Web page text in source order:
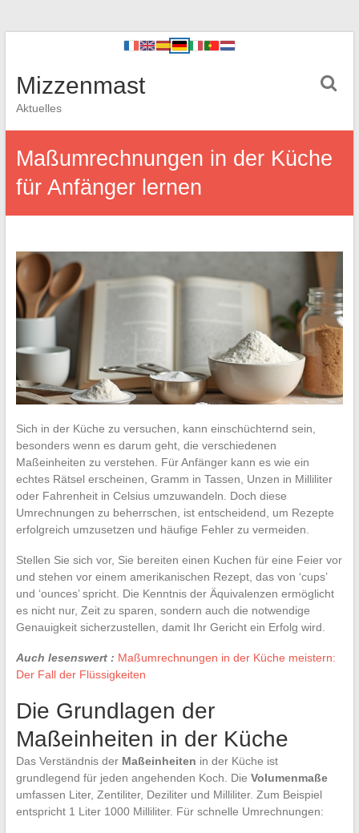
Mizzenmast
Aktuelles
Maßumrechnungen in der Küche
für Anfänger lernen
Sich in der Küche zu versuchen, kann einschüchternd sein,
besonders wenn es darum geht, die verschiedenen
Maßeinheiten zu verstehen. Für Anfänger kann es wie ein
echtes Rätsel erscheinen, Gramm in Tassen, Unzen in Milliliter
oder Fahrenheit in Celsius umzuwandeln. Doch diese
Umrechnungen zu beherrschen, ist entscheidend, um Rezepte
erfolgreich umzusetzen und häufige Fehler zu vermeiden.
Stellen Sie sich vor, Sie bereiten einen Kuchen für eine Feier vor
und stehen vor einem amerikanischen Rezept, das von ‘cups’
und ‘ounces’ spricht. Die Kenntnis der Äquivalenzen ermöglicht
es nicht nur, Zeit zu sparen, sondern auch die notwendige
Genauigkeit sicherzustellen, damit Ihr Gericht ein Erfolg wird.
Auch lesenswert : Maßumrechnungen in der Küche meistern:
Der Fall der Flüssigkeiten
Die Grundlagen der
Maßeinheiten in der Küche
Das Verständnis der Maßeinheiten in der Küche ist
grundlegend für jeden angehenden Koch. Die Volumenmaße
umfassen Liter, Zentiliter, Deziliter und Milliliter. Zum Beispiel
entspricht 1 Liter 1000 Milliliter. Für schnelle Umrechnungen: